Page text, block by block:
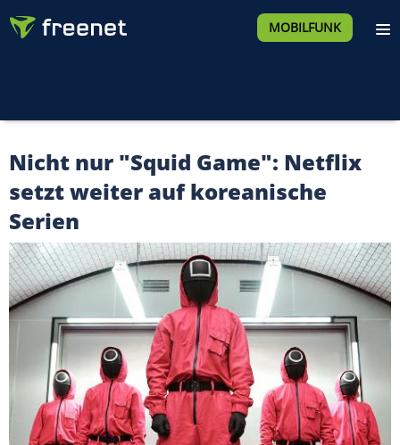
MOBILFUNK
Nicht nur "Squid Game": Netflix
setzt weiter auf koreanische
Serien